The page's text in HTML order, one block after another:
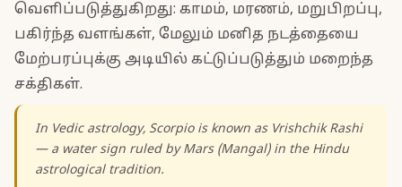
வெளிப்படுத்துகிறது: காமம், மரணம், மறுபிறப்பு,
பகிர்ந்த வளங்கள், மேலும் மனித நடத்தையை
மேற்பரப்புக்கு அடியில் கட்டுப்படுத்தும் மறைந்த
சக்திகள்.
In Vedic astrology, Scorpio is known as Vrishchik Rashi
— a water sign ruled by Mars (Mangal) in the Hindu
astrological tradition.